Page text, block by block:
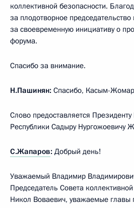
коллективной безопасности.
за плодотворное председательство
за своевременную инициативу о
форума.
Спасибо за внимание.
Н.Пашинян: Спасибо, Касым-
Слово предоставляется
Республики Садыру Нургожоевичу
С.Жапаров: Добрый день!
Уважаемый Владимир
Председатель Совета
Никол Воваевич, уважаемые главы